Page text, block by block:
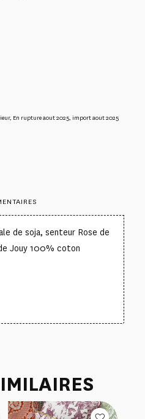
, En rupture aout 2025, import aout 2025
de soja, senteur Rose de
Jouy 100% coton